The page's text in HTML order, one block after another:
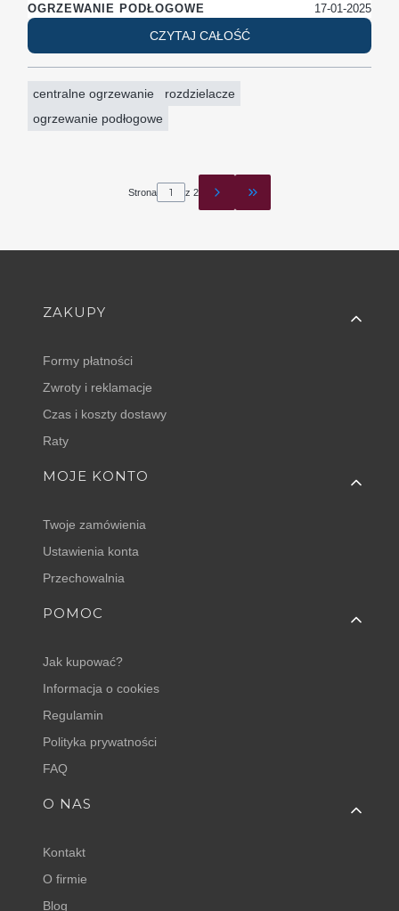
OGRZEWANIE PODŁOGOWE 17-01-2025
materiały są najbardziej odporne na korozję, jakie wymiary
rozdzielaczy są odpowiednie do różnych typów budynków, oraz
jak prawidłowo zamontować i zbalansować system. To i wiele
CZYTAJ CAŁOŚĆ
centralne ogrzewanie
rozdzielacze
ogrzewanie podłogowe
Strona z 2
Przejdź do ostatniej
Linki w stopce
ZAKUPY
Formy płatności
Zwroty i reklamacje
Czas i koszty dostawy
Raty
MOJE KONTO
Twoje zamówienia
Ustawienia konta
Przechowalnia
POMOC
Jak kupować?
Informacja o cookies
Regulamin
Polityka prywatności
FAQ
O NAS
Kontakt
O firmie
Blog